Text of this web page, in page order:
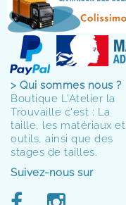
> Qui sommes nous ?
Boutique L'Atelier la
Trouvaille c'est : La
taille, les matériaux et
outils, ainsi que des
stages de tailles.
Suivez-nous sur